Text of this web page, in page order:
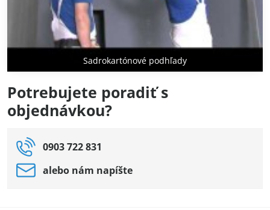
Sadrokartónové podhľady
Potrebujete poradiť s
objednávkou?
0903 722 831
alebo nám napíšte